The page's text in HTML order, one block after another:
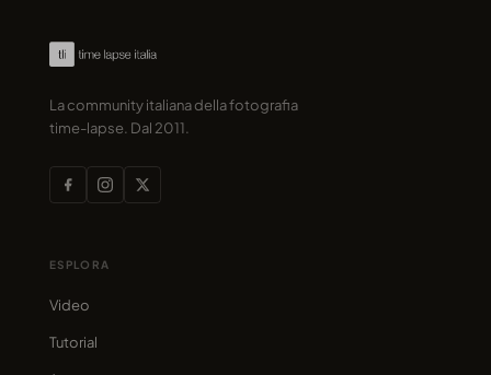
La community italiana della fotografia
time-lapse. Dal 2011.
ESPLORA
Video
Tutorial